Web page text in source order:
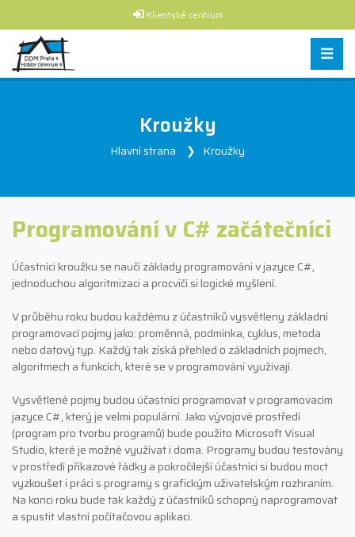
Klientské centrum
Kroužky
Hlavní strana Kroužky
Programování v C# začátečníci
Účastníci kroužku se naučí základy programování v jazyce C#,
jednoduchou algoritmizaci a procvičí si logické myšlení.
V průběhu roku budou každému z účastníků vysvětleny základní
programovací pojmy jako: proměnná, podmínka, cyklus, metoda
nebo datový typ. Každý tak získá přehled o základních pojmech,
algoritmech a funkcích, které se v programování využívají.
Vysvětlené pojmy budou účastníci programovat v programovacím
jazyce C#, který je velmi populární. Jako vývojové prostředí
(program pro tvorbu programů) bude použito Microsoft Visual
Studio, které je možné využívat i doma. Programy budou testovány
v prostředí příkazové řádky a pokročilejší účastníci si budou moct
vyzkoušet i práci s programy s grafickým uživatelským rozhraním.
Na konci roku bude tak každý z účastníků schopný naprogramovat
a spustit vlastní počítačovou aplikaci.